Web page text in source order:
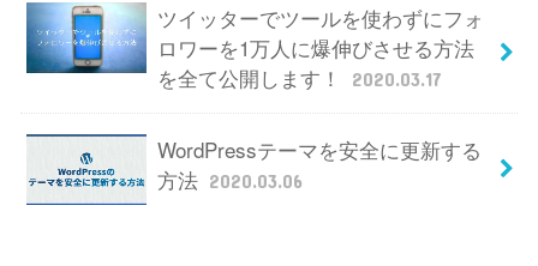
ツイッターでツールを使わずにフォ
ロワーを1万人に爆伸びさせる方法
を全て公開します！
2020.03.17
WordPressテーマを安全に更新する
方法 2020.03.06